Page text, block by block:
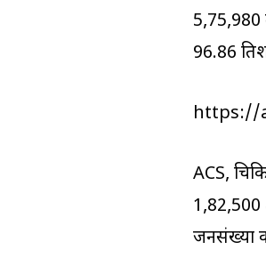
5,75,980
96.86
https://
ACS,
1,82,500
जनसंख्या